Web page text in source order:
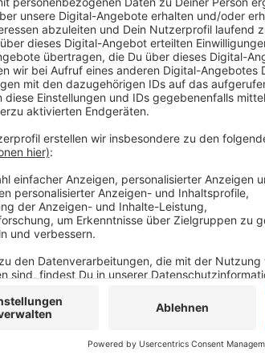
Anzeige
Am kommenden Spieltag ist der
Montagabendspiel.
Anzeige